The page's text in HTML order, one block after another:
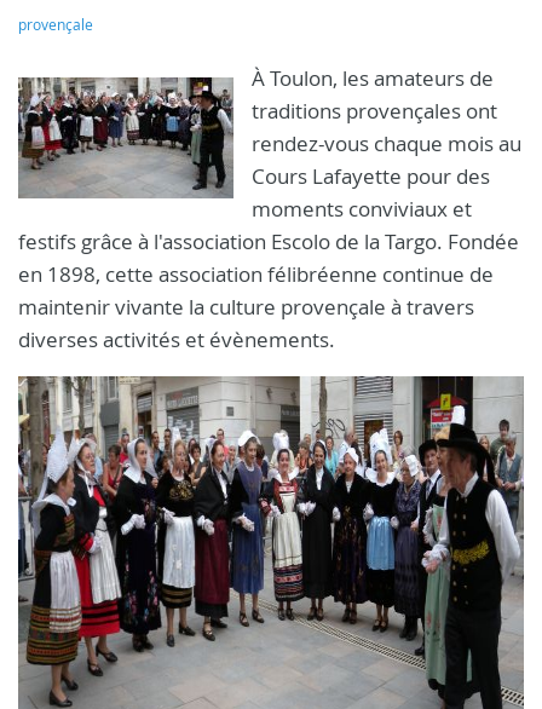
provençale
À Toulon, les amateurs de
traditions provençales ont
rendez-vous chaque mois au
Cours Lafayette pour des
moments conviviaux et
festifs grâce à l'association Escolo de la Targo. Fondée
en 1898, cette association félibréenne continue de
maintenir vivante la culture provençale à travers
diverses activités et évènements.